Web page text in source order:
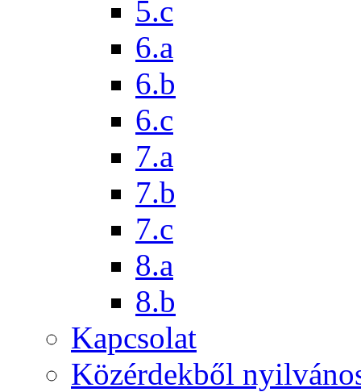
5.c
6.a
6.b
6.c
7.a
7.b
7.c
8.a
8.b
Kapcsolat
Közérdekből